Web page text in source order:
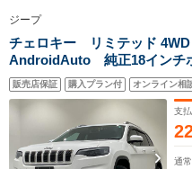
ジープ
チェロキー リミテッド
AndroidAuto 純正18インチ
ターベンチレーション 自動
ヘッドライト LED クリア
ドライト
販売店保証 購入プラン付 オンライン相
支
通